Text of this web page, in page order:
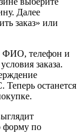
Далее
заказ» или
ФИО, телефон и
заказа.
останется
форму по